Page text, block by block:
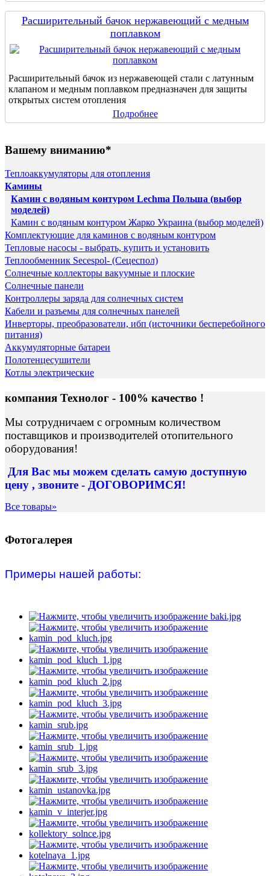
Расширительный бачок нержавеющий с медным
поплавком
Расширительный бачок из нержавеющей стали с латунным
клапаном и медным поплавком предназначен для защиты
открытых систем отопления
Подробнее
Вашему вниманию*
Теплоаккумуляторы для отопления
Камины
Камин с водяным контуром Lechma Польша (выбор
моделей)
Камин с водяным контуром Жарко Украина (выбор моделей)
Комплектующие для каминов с водяным контуром
Тепловые насосы - выбрать, купить и установить
Теплообменник Secespol- (Сецеспол)
Солнечные коллекторы вакуумные и плоские
Солнечные панели
Контроллеры заряда для солнечных систем
Кабели и разъемы для солнечных панелей
Инверторы, преобразователи, ибп (источники бесперебойного
питания)
Аккумуляторные батареи
Полотенцесушители
Котлы электрические
компания Технолог - 100% качество !
Мы сотрудничаем с огромным количеством
поставщиков и производителей отопительного
оборудования!
Для Вас мы можем сделать самую доступную
цену , звоните - ДОГОВОРИМСЯ!
Все товары»
Фотогалерея
Примеры нашей работы: